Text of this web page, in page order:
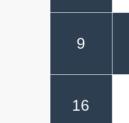
9
16